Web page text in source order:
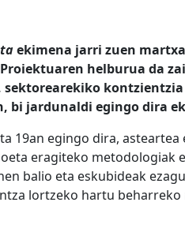
ekimena jarri zuen
helburua da
bi jardunaldi egingo dira
19an egingo dira, asteartea
eragiteko metodologiak
balio eta eskubideak
lortzeko hartu